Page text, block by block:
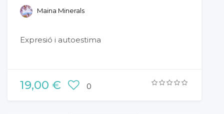
Maina Minerals
Expresió i autoestima
19,00 € 0